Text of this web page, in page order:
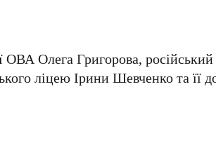
Олега Григорова,
ліцею Ірини Шевченко та її